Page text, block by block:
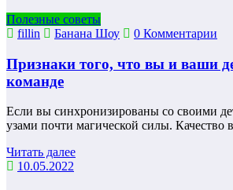
Полезные советы
fillin
Банана Шоу 0 Комментарии
Признаки того, что вы и ваши
команде
Если вы синхронизированы со своими
узами почти магической силы.
Читать далее
10.05.2022